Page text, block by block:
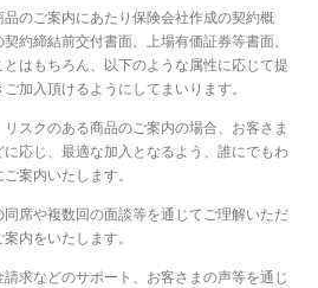
のご案内にあたり保険会社作成の契約概
約締結前交付書面、上場有価証券等書面、
はもちろん、以下のような属性に応じて提
加入頂けるようにしてまいります。
スクのある商品のご案内の場合、お客さま
応じ、最適な加入となるよう、誰にでもわ
案内いたします。
同席や複数回の面談等を通じてご理解いただ
内をいたします。
求などのサポート、お客さまの声等を通じ